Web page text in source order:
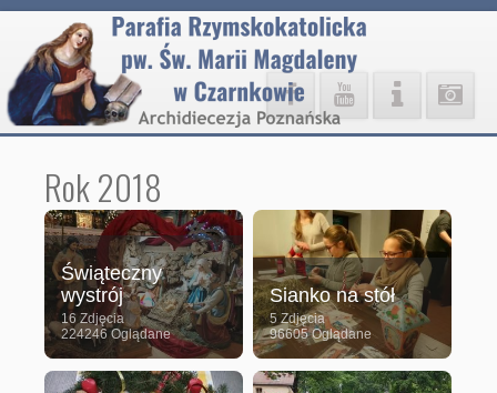
Rok 2018
Świąteczny
wystrój
16 Zdjęcia
224246 Oglądane
Sianko na stół
5 Zdjęcia
96605 Oglądane